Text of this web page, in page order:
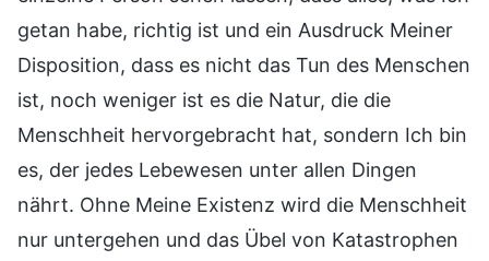
getan habe, richtig ist und ein Ausdruck Meiner
Disposition, dass es nicht das Tun des Menschen
ist, noch weniger ist es die Natur, die die
Menschheit hervorgebracht hat, sondern Ich bin
es, der jedes Lebewesen unter allen Dingen
nährt. Ohne Meine Existenz wird die Menschheit
nur untergehen und das Übel von Katastrophen